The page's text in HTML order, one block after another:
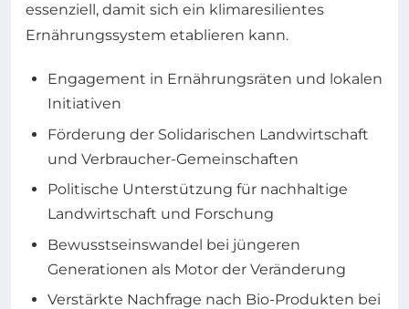
essenziell, damit sich ein klimaresilientes
Ernährungssystem etablieren kann.
Engagement in Ernährungsräten und lokalen
Initiativen
Förderung der Solidarischen Landwirtschaft
und Verbraucher-Gemeinschaften
Politische Unterstützung für nachhaltige
Landwirtschaft und Forschung
Bewusstseinswandel bei jüngeren
Generationen als Motor der Veränderung
Verstärkte Nachfrage nach Bio-Produkten bei